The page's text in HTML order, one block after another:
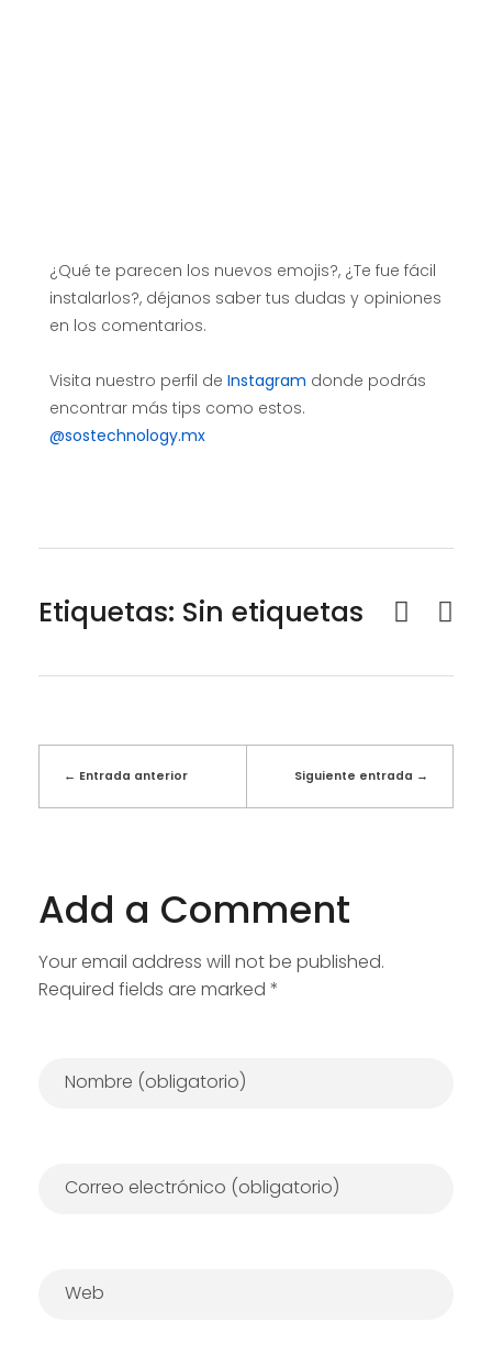
¿Qué te parecen los nuevos emojis?, ¿Te fue fácil
instalarlos?, déjanos saber tus dudas y opiniones
en los comentarios.
Visita nuestro perfil de Instagram donde podrás
encontrar más tips como estos.
@sostechnology.mx
Etiquetas: Sin etiquetas
Entrada anterior Siguiente entrada
Add a Comment
Your email address will not be published.
Required fields are marked *